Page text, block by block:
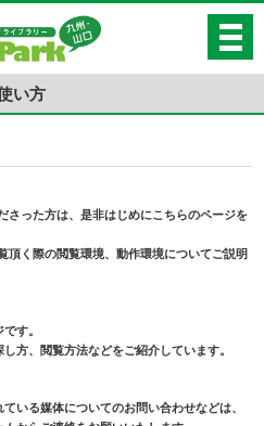
い方
さった方は、是非はじめにこちらのページを
頂く際の閲覧環境、動作環境についてご説明
す。
方、閲覧方法などをご紹介しています。
いる媒体についてのお問い合わせなどは、